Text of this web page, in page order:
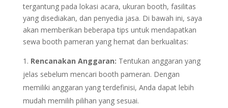
tergantung pada lokasi acara, ukuran booth, fasilitas
yang disediakan, dan penyedia jasa. Di bawah ini, saya
akan memberikan beberapa tips untuk mendapatkan
sewa booth pameran yang hemat dan berkualitas:
Rencanakan Anggaran: Tentukan anggaran yang
jelas sebelum mencari booth pameran. Dengan
memiliki anggaran yang terdefinisi, Anda dapat lebih
mudah memilih pilihan yang sesuai.